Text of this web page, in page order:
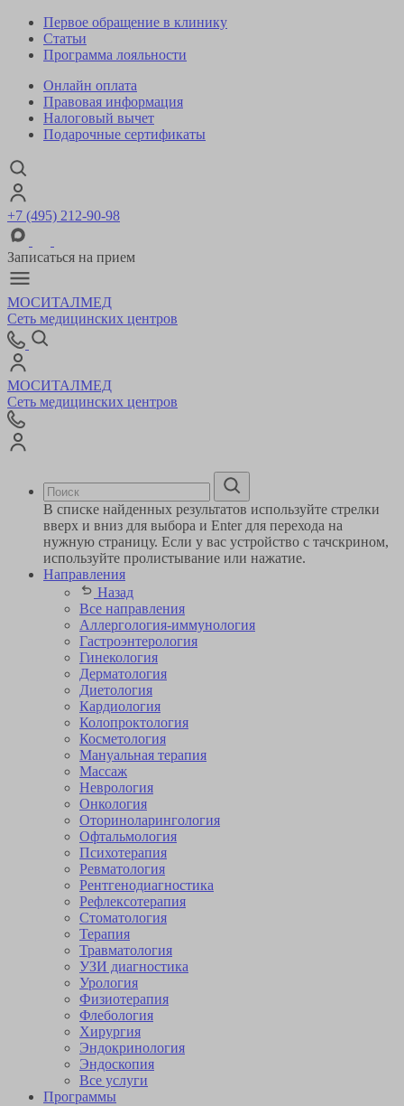
Первое обращение в клинику
Статьи
Программа лояльности
Онлайн оплата
Правовая информация
Налоговый вычет
Подарочные сертификаты
+7 (495) 212-90-98
Записаться на прием
МОСИТАЛМЕД
Сеть медицинских центров
МОСИТАЛМЕД
Сеть медицинских центров
В списке найденных результатов используйте стрелки
вверх и вниз для выбора и Enter для перехода на
нужную страницу. Если у вас устройство с тачскрином,
используйте пролистывание или нажатие.
Направления
Назад
Все направления
Аллергология-иммунология
Гастроэнтерология
Гинекология
Дерматология
Диетология
Кардиология
Коло­проктология
Косметология
Мануальная терапия
Массаж
Неврология
Онкология
Оторино­ларингология
Офтальмология
Психотерапия
Ревматология
Рентгенодиагностика
Рефлексотерапия
Стоматология
Терапия
Травматология
УЗИ диагностика
Урология
Физиотерапия
Флебология
Хирургия
Эндокринология
Эндоскопия
Все услуги
Программы